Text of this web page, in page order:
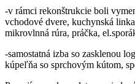
-v rámci rekonštrukcie boli
vchodové dvere, kuchynská
mikrovlnná rúra, práčka,
-samostatná izba so zasklenou
kúpeľňa so sprchovým kútom,